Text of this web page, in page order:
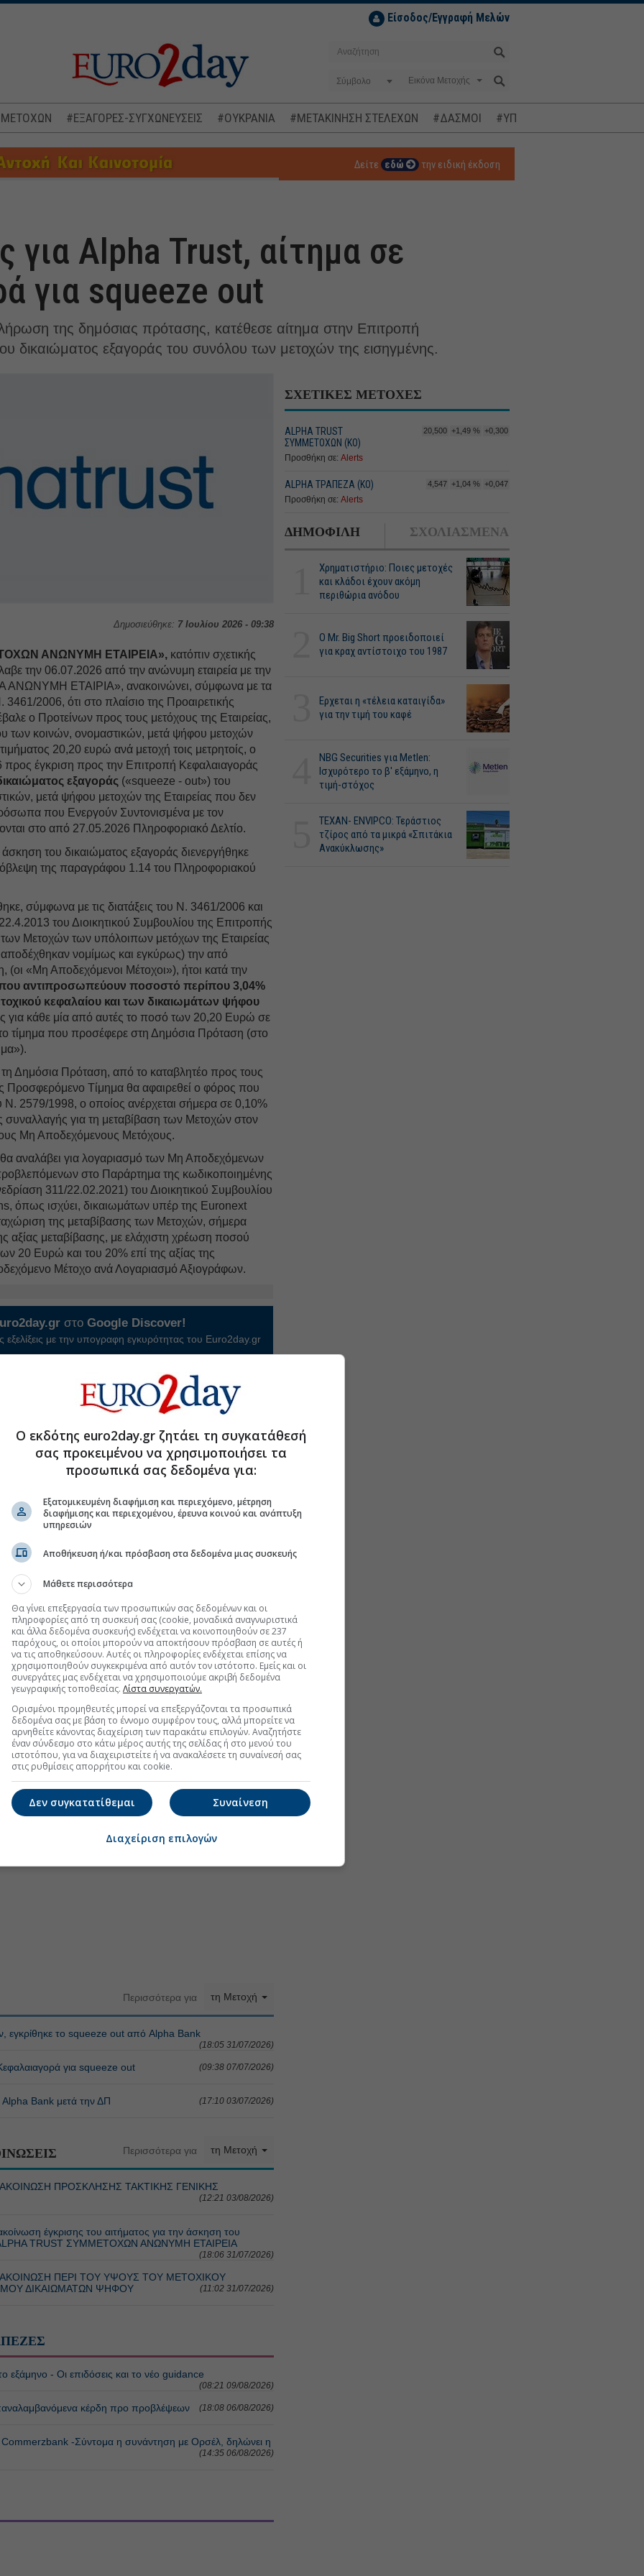
Είσοδος/Εγγραφή Μελών
Σύμβολο
ΜΕΤΟΧΩΝ #ΕΞΑΓΟΡΕΣ-ΣΥΓΧΩΝΕΥΣΕΙΣ #ΟΥΚΡΑΝΙΑ #ΜΕΤΑΚΙΝΗΣΗ ΣΤΕΛΕΧΩΝ #ΔΑΣΜΟΙ #ΥΠΟΚΛΟΠΕΣ
Δείτε εδώ την ειδική έκδοση
για Alpha Trust, αίτημα σε
για squeeze out
της δημόσιας πρότασης, κατέθεσε αίτημα στην Επιτροπή
δικαιώματος εξαγοράς του συνόλου των μετοχών της εισηγμένης.
Δημοσιεύθηκε: 7 Ιουλίου 2026 - 09:38
ΑΝΩΝΥΜΗ ΕΤΑΙΡΕΙΑ», κατόπιν σχετικής
την 06.07.2026 από την ανώνυμη εταιρεία με την
ΑΝΩΝΥΜΗ ΕΤΑΙΡΙΑ», ανακοινώνει, σύμφωνα με τα
2006, ότι στο πλαίσιο της Προαιρετικής
ο Προτείνων προς τους μετόχους της Εταιρείας,
των κοινών, ονομαστικών, μετά ψήφου μετοχών
20,20 ευρώ ανά μετοχή τοις μετρητοίς, ο
προς έγκριση προς την Επιτροπή Κεφαλαιαγοράς
εξαγοράς («squeeze - out») του
μετά ψήφου μετοχών της Εταιρείας που δεν
που Ενεργούν Συντονισμένα με τον
στο από 27.05.2026 Πληροφοριακό Δελτίο.
του δικαιώματος εξαγοράς διενεργήθηκε
της παραγράφου 1.14 του Πληροφοριακού
σύμφωνα με τις διατάξεις του Ν. 3461/2006 και
του Διοικητικού Συμβουλίου της Επιτροπής
Μετοχών των υπόλοιπων μετόχων της Εταιρείας
νομίμως και εγκύρως) την από
«Μη Αποδεχόμενοι Μέτοχοι»), ήτοι κατά την
που αντιπροσωπεύουν ποσοστό περίπου 3,04%
κεφαλαίου και των δικαιωμάτων ψήφου
για κάθε μία από αυτές το ποσό των 20,20 Ευρώ σε
το τίμημα που προσέφερε στη Δημόσια Πρόταση (στο
τη Δημόσια Πρόταση, από το καταβλητέο προς τους
Τίμημα θα αφαιρεθεί ο φόρος που
Ν. 2579/1998, ο οποίος ανέρχεται σήμερα σε 0,10%
συναλλαγής για τη μεταβίβαση των Μετοχών στον
Μη Αποδεχόμενους Μετόχους.
θα αναλάβει για λογαριασμό των Mη Αποδεχόμενων
στο Παράρτημα της κωδικοποιημένης
311/22.02.2021) του Διοικητικού Συμβουλίου
όπως ισχύει, δικαιωμάτων υπέρ της Euronext
της μεταβίβασης των Μετοχών, σήμερα
αξίας μεταβίβασης, με ελάχιστη χρέωση ποσού
20 Ευρώ και του 20% επί της αξίας της
Μέτοχο ανά Λογαριασμό Αξιογράφων.
στοGoogle Discover!
εξελίξεις με την υπογραφη εγκυρότητας του Euro2day.gr
Ακολουθήστε τη σελίδα τουEuro2day.gr στοLinkedin
συμφωνία με την Alpha Bank
το πρώτο εξάμηνο
Συμμετοχών, εγκρίθηκε το squeeze out από
με τον ΣΥΡΙΖΑ του 2015-Η ΔΕΗ & οι κινήσεις
ΠΑΣΟΚ-ΕΛΑΣ
στο Discover
ΣΧΕΤΙΚΕΣ ΜΕΤΟΧΕΣ
ALPHA TRUST
ΣΥΜΜΕΤΟΧΩΝ (ΚΟ)
20,500 +1,49 % +0,300
Προσθήκη σε: Alerts
ALPHA ΤΡΑΠΕΖΑ (ΚΟ) 4,547 +1,04 % +0,047
Προσθήκη σε: Alerts
ΔΗΜΟΦΙΛΗ ΣΧΟΛΙΑΣΜΕΝΑ
Χρηματιστήριο: Ποιες μετοχές
και κλάδοι έχουν ακόμη
περιθώρια ανόδου
O Mr. Big Short προειδοποιεί
για κραχ αντίστοιχο του 1987
Ερχεται η «τέλεια καταιγίδα»
για την τιμή του καφέ
NBG Securities για Metlen:
Ισχυρότερο το β' εξάμηνο, η
τιμή-στόχος
ΤΕΧΑΝ- ENVIPCO: Τεράστιος
τζίρος από τα μικρά «Σπιτάκια
Ανακύκλωσης»
Περισσότερα για τη Μετοχή
εγκρίθηκε το squeeze out από Alpha Bank
(18:05 31/07/2026)
για squeeze out (09:38 07/07/2026)
Bank μετά την ΔΠ (17:10 03/07/2026)
Περισσότερα για τη Μετοχή
ΠΡΟΣΚΛΗΣΗΣ ΤΑΚΤΙΚΗΣ ΓΕΝΙΚΗΣ
(12:21 03/08/2026)
έγκρισης του αιτήματος για την άσκηση του
ALPHA TRUST ΣΥΜΜΕΤΟΧΩΝ ΑΝΩΝΥΜΗ ΕΤΑΙΡΕΙΑ
(18:06 31/07/2026)
ΠΕΡΙ ΤΟΥ ΥΨΟΥΣ ΤΟΥ ΜΕΤΟΧΙΚΟΥ
ΔΙΚΑΙΩΜΑΤΩΝ ΨΗΦΟΥ
(11:02 31/07/2026)
εξάμηνο - Οι επιδόσεις και το νέο guidance
(08:21 09/08/2026)
κέρδη προ προβλέψεων (18:08 06/08/2026)
Commerzbank -Σύντομα η συνάντηση με Ορσέλ, δηλώνει η
(14:35 06/08/2026)
Ο εκδότης euro2day.gr ζητάει τη συγκατάθεσή
σας προκειμένου να χρησιμοποιήσει τα
προσωπικά σας δεδομένα για:
Εξατομικευμένη διαφήμιση και περιεχόμενο, μέτρηση
διαφήμισης και περιεχομένου, έρευνα κοινού και ανάπτυξη
υπηρεσιών
Αποθήκευση ή/και πρόσβαση στα δεδομένα μιας συσκευής
Μάθετε περισσότερα
Θα γίνει επεξεργασία των προσωπικών σας δεδομένων και οι
πληροφορίες από τη συσκευή σας (cookie, μοναδικά αναγνωριστικά
και άλλα δεδομένα συσκευής) ενδέχεται να κοινοποιηθούν σε 237
παρόχους, οι οποίοι μπορούν να αποκτήσουν πρόσβαση σε αυτές ή
να τις αποθηκεύσουν. Αυτές οι πληροφορίες ενδέχεται επίσης να
χρησιμοποιηθούν συγκεκριμένα από αυτόν τον ιστότοπο. Εμείς και οι
συνεργάτες μας ενδέχεται να χρησιμοποιούμε ακριβή δεδομένα
γεωγραφικής τοποθεσίας. Λίστα συνεργατών.
Ορισμένοι προμηθευτές μπορεί να επεξεργάζονται τα προσωπικά
δεδομένα σας με βάση το έννομο συμφέρον τους, αλλά μπορείτε να
αρνηθείτε κάνοντας διαχείριση των παρακάτω επιλογών. Αναζητήστε
έναν σύνδεσμο στο κάτω μέρος αυτής της σελίδας ή στο μενού του
ιστοτόπου, για να διαχειριστείτε ή να ανακαλέσετε τη συναίνεσή σας
στις ρυθμίσεις απορρήτου και cookie.
Συναίνεση
Δεν συγκατατίθεμαι
Διαχείριση επιλογών